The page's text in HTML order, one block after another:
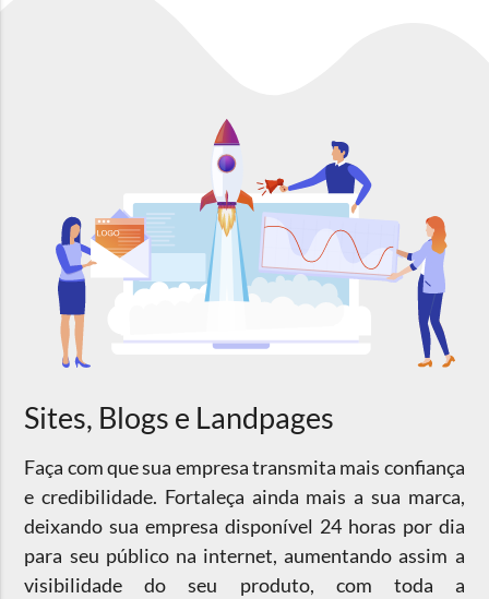
Sites, Blogs e Landpages
Faça com que sua empresa transmita mais confiança
e credibilidade. Fortaleça ainda mais a sua marca,
deixando sua empresa disponível 24 horas por dia
para seu público na internet, aumentando assim a
visibilidade do seu produto, com toda a